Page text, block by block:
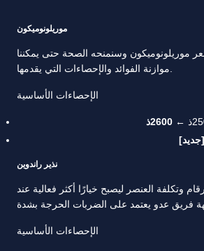
موريلونوميكون
موريلونوميكون وسنمنحه الصحة حتى يمكننا
الإحصاءات الأساسية
2600ذ
نذير راندوين
وتكلفة العنصر ليصبح خيارًا أكثر فعالية عند
الإحصاءات الأساسية